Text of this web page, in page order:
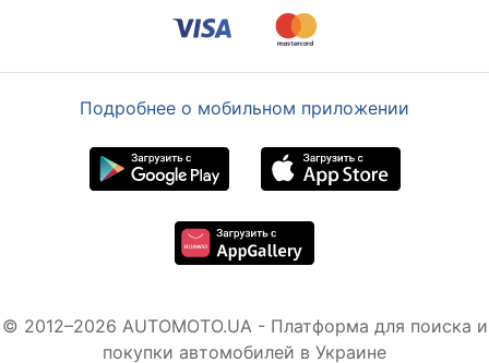
Подробнее о мобильном приложении
© 2012–2026 AUTOMOTO.UA - Платформа для поиска и
покупки автомобилей в Украине